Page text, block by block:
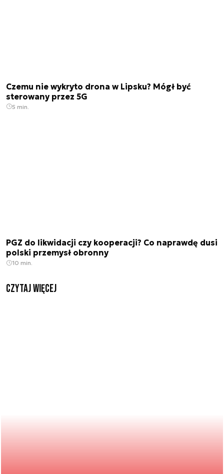
Czemu nie wykryto drona w Lipsku? Mógł być
sterowany przez 5G
5 min.
PGZ do likwidacji czy kooperacji? Co naprawdę dusi
polski przemysł obronny
10 min.
czytaj więcej